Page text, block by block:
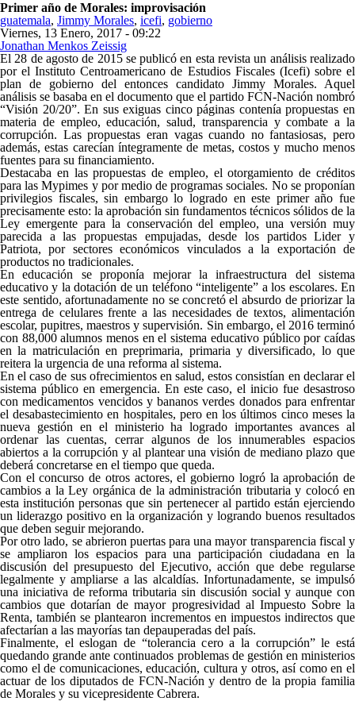
Primer año de Morales: improvisación
guatemala, Jimmy Morales, icefi, gobierno
Viernes, 13 Enero, 2017 - 09:22
Jonathan Menkos Zeissig
Share on Facebook
Tweet Widget
Linkedin Share Button
El 28 de agosto de 2015 se publicó en esta revista un análisis realizado
por el Instituto Centroamericano de Estudios Fiscales (Icefi) sobre el
plan de gobierno del entonces candidato Jimmy Morales. Aquel
análisis se basaba en el documento que el partido FCN-Nación nombró
“Visión 20/20”. En sus exiguas cinco páginas contenía propuestas en
materia de empleo, educación, salud, transparencia y combate a la
corrupción. Las propuestas eran vagas cuando no fantasiosas, pero
además, estas carecían íntegramente de metas, costos y mucho menos
fuentes para su financiamiento.
Destacaba en las propuestas de empleo, el otorgamiento de créditos
para las Mypimes y por medio de programas sociales. No se proponían
privilegios fiscales, sin embargo lo logrado en este primer año fue
precisamente esto: la aprobación sin fundamentos técnicos sólidos de la
Ley emergente para la conservación del empleo, una versión muy
parecida a las propuestas empujadas, desde los partidos Lider y
Patriota, por sectores económicos vinculados a la exportación de
productos no tradicionales.
En educación se proponía mejorar la infraestructura del sistema
educativo y la dotación de un teléfono “inteligente” a los escolares. En
este sentido, afortunadamente no se concretó el absurdo de priorizar la
entrega de celulares frente a las necesidades de textos, alimentación
escolar, pupitres, maestros y supervisión. Sin embargo, el 2016 terminó
con 88,000 alumnos menos en el sistema educativo público por caídas
en la matriculación en preprimaria, primaria y diversificado, lo que
reitera la urgencia de una reforma al sistema.
En el caso de sus ofrecimientos en salud, estos consistían en declarar el
sistema público en emergencia. En este caso, el inicio fue desastroso
con medicamentos vencidos y bananos verdes donados para enfrentar
el desabastecimiento en hospitales, pero en los últimos cinco meses la
nueva gestión en el ministerio ha logrado importantes avances al
ordenar las cuentas, cerrar algunos de los innumerables espacios
abiertos a la corrupción y al plantear una visión de mediano plazo que
deberá concretarse en el tiempo que queda.
Con el concurso de otros actores, el gobierno logró la aprobación de
cambios a la Ley orgánica de la administración tributaria y colocó en
esta institución personas que sin pertenecer al partido están ejerciendo
un liderazgo positivo en la organización y logrando buenos resultados
que deben seguir mejorando.
Por otro lado, se abrieron puertas para una mayor transparencia fiscal y
se ampliaron los espacios para una participación ciudadana en la
discusión del presupuesto del Ejecutivo, acción que debe regularse
legalmente y ampliarse a las alcaldías. Infortunadamente, se impulsó
una iniciativa de reforma tributaria sin discusión social y aunque con
cambios que dotarían de mayor progresividad al Impuesto Sobre la
Renta, también se plantearon incrementos en impuestos indirectos que
afectarían a las mayorías tan depauperadas del país.
Finalmente, el eslogan de “tolerancia cero a la corrupción” le está
quedando grande ante continuados problemas de gestión en ministerios
como el de comunicaciones, educación, cultura y otros, así como en el
actuar de los diputados de FCN-Nación y dentro de la propia familia
de Morales y su vicepresidente Cabrera.